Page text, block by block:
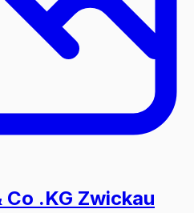
Co .KG Zwickau